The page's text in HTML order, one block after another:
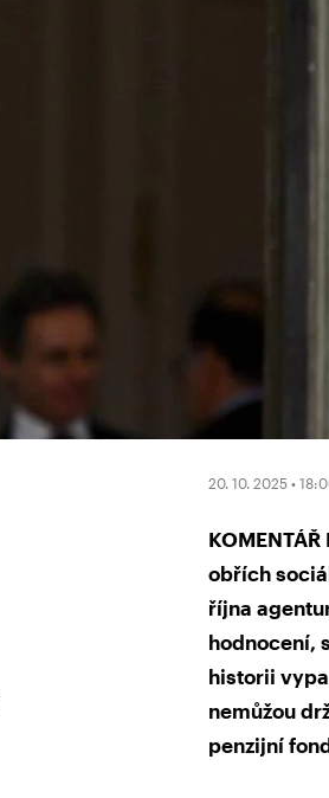
20. 10. 2025 •
obřích
října
hodnocení,
historii
nemůžou
penzijní